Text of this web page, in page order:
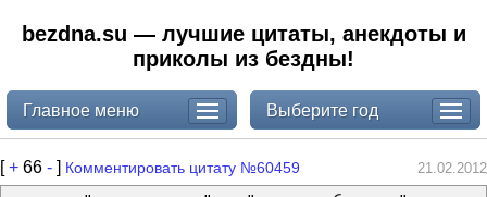
bezdna.su — лучшие цитаты, анекдоты и
приколы из бездны!
Главное меню Выберите год
[+ 66 - ] Комментировать цитату №60459 21.02.2012